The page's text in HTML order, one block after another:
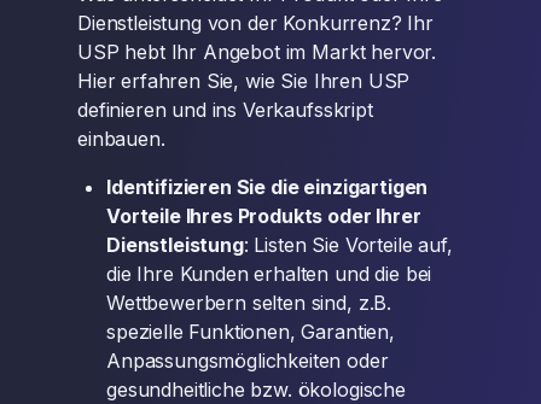
Dienstleistung von der Konkurrenz? Ihr
USP hebt Ihr Angebot im Markt hervor.
Hier erfahren Sie, wie Sie Ihren USP
definieren und ins Verkaufsskript
einbauen.
Identifizieren Sie die einzigartigen
Vorteile Ihres Produkts oder Ihrer
Dienstleistung: Listen Sie Vorteile auf,
die Ihre Kunden erhalten und die bei
Wettbewerbern selten sind, z.B.
spezielle Funktionen, Garantien,
Anpassungsmöglichkeiten oder
gesundheitliche bzw. ökologische